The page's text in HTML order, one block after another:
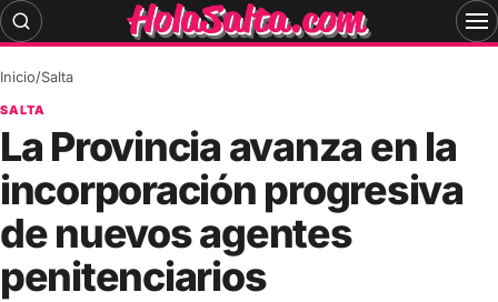
Skip
to
Inicio/Salta
SALTA
La Provincia avanza en la
incorporación progresiva
de nuevos agentes
penitenciarios